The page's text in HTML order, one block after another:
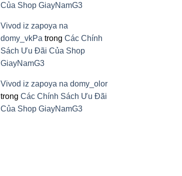
Của Shop GiayNamG3
Vivod iz zapoya na
domy_vkPa trong Các Chính
Sách Ưu Đãi Của Shop
GiayNamG3
Vivod iz zapoya na domy_olor
trong Các Chính Sách Ưu Đãi
Của Shop GiayNamG3